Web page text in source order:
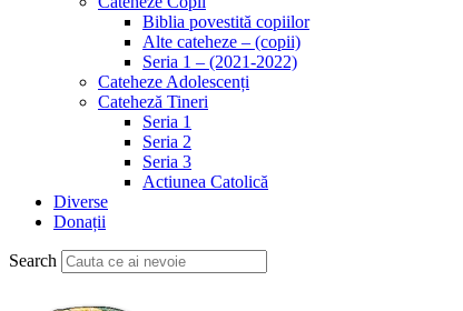
Biblia povestită copiilor
Alte cateheze – (copii)
Seria 1 – (2021-2022)
Cateheze Adolescenți
Cateheză Tineri
Seria 1
Seria 2
Seria 3
Actiunea Catolică
Diverse
Donații
Search